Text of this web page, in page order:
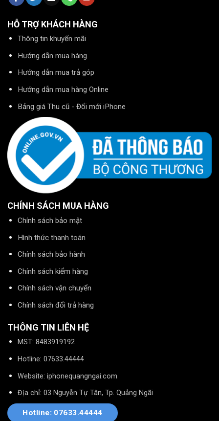
HỖ TRỢ KHÁCH HÀNG
Thông tin khuyến mãi
Hướng dẫn mua hàng
Hướng dẫn mua trả góp
Hướng dẫn mua hàng Online
Bảng giá Thu cũ - Đổi mới iPhone
CHÍNH SÁCH MUA HÀNG
Chính sách bảo mật
Hình thức thanh toán
Chính sách bảo hành
Chính sách kiểm hàng
Chính sách vận chuyển
Chính sách đổi trả hàng
THÔNG TIN LIÊN HỆ
MST: 8483919192
Hotline: 07633.44444
Website: iphonequangngai.com
Địa chỉ: 03 Nguyễn Tự Tân, Tp. Quảng Ngãi
Hotline: 07633.44444